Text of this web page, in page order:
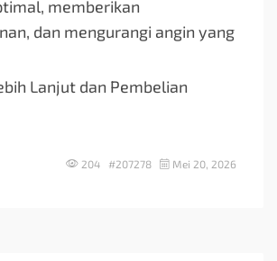
memberikan
dan mengurangi angin yang
Lanjut dan Pembelian
204 #207278 Mei 20, 2026